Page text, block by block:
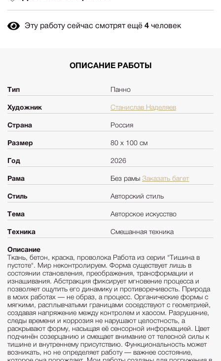
ОПИСАНИЕ РАБОТЫ
Тип Панно
Художник Станислав Наделяев
Страна Россия
Размер 80 х 100 см
Год 2026
Рама Без рамы Заказать багет
Стиль Авторский стиль
Тема Авторское искусство
Техника Смешанная техника
Описание
Ткань, бетон, краска, проволока Работа из серии "Тишина в
пустоте". Мир неконтролируем. Форма существует лишь в
состоянии становления, преображения, трансформации и
изнашивания. Абстракция фиксирует мгновение процесса и
позволяет ощутить его динамику и противоречивость. Природа
в моих работах — не образ, а процесс. Органические формы с
мягкими, расплывчатыми границами соседствуют с геометрией,
создавая напряжение между контролем и хаосом. Разрушение,
следы времени и коррозия не нарушают целостность, а
раскрывают форму, насыщая её сенсорной информацией. Цвет
подчинён созерцанию и смещает внимание от телесной силы к
тишине и внутреннему присутствию. Функциональность может
возникать, но не определяет работу — важнее состояние,
Эту работу сейчас смотрят ещё 4 человек